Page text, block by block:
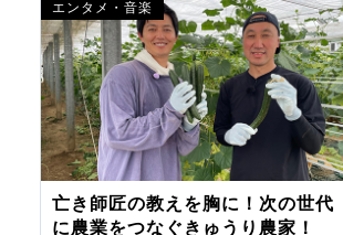
エンタメ・音楽
亡き師匠の教えを胸に！次の世代
に農業をつなぐきゅうり農家！